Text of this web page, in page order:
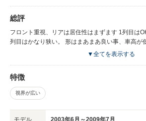
総評
フロント重視、リアは居住性はまずます 1列目は
列目はかなり狭い。 形はまあまあ良い事、車高が
も、以外に2列目の安定性に欠けるので、購入され
▼全てを表示する
特徴
視界が広い
モデル 2003年6月～2009年7月